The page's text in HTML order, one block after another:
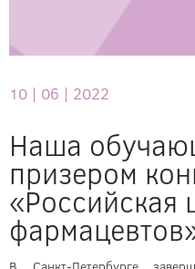
10 | 06 | 2022
Наша
призером
«Российская